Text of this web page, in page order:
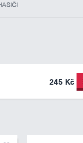
245 Kč